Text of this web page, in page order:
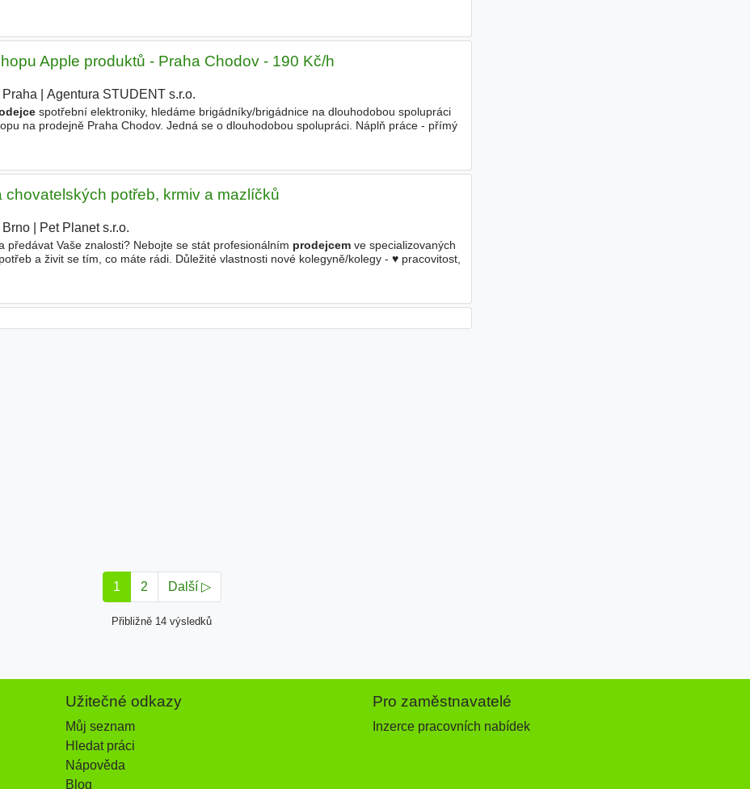
Apple produktů - Praha Chodov - 190 Kč/h
Praha| Agentura STUDENT s.r.o.
spotřební elektroniky, hledáme brigádníky/brigádnice na dlouhodobou spolupráci
na prodejně Praha Chodov. Jedná se o dlouhodobou spolupráci. Náplň práce - přímý
chovatelských potřeb, krmiv a mazlíčků
Brno| Pet Planet s.r.o.
předávat Vaše znalosti? Nebojte se stát profesionálním prodejcemve specializovaných
a živit se tím, co máte rádi. Důležité vlastnosti nové kolegyně/kolegy - ♥ pracovitost,
1 2 Další ▷
Přibližně 14 výsledků
Užitečné odkazy
Můj seznam
Hledat práci
Nápověda
Blog
Pro zaměstnavatelé
Inzerce pracovních nabídek